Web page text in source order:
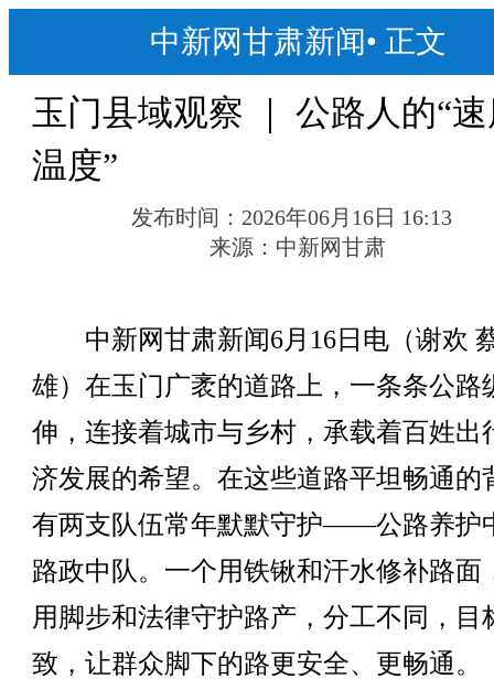
中新网甘肃新闻• 正文
玉门县域观察 ｜ 公路人的“
温度”
发布时间： 2026年06月16日 16:13
来源： 中新网甘肃
中新网甘肃新闻6月16日电（谢欢
雄）在玉门广袤的道路上，一条条公路
伸，连接着城市与乡村，承载着百姓出
济发展的希望。在这些道路平坦畅通的
有两支队伍常年默默守护——公路养护
路政中队。一个用铁锹和汗水修补路面
用脚步和法律守护路产，分工不同，目
致，让群众脚下的路更安全、更畅通。